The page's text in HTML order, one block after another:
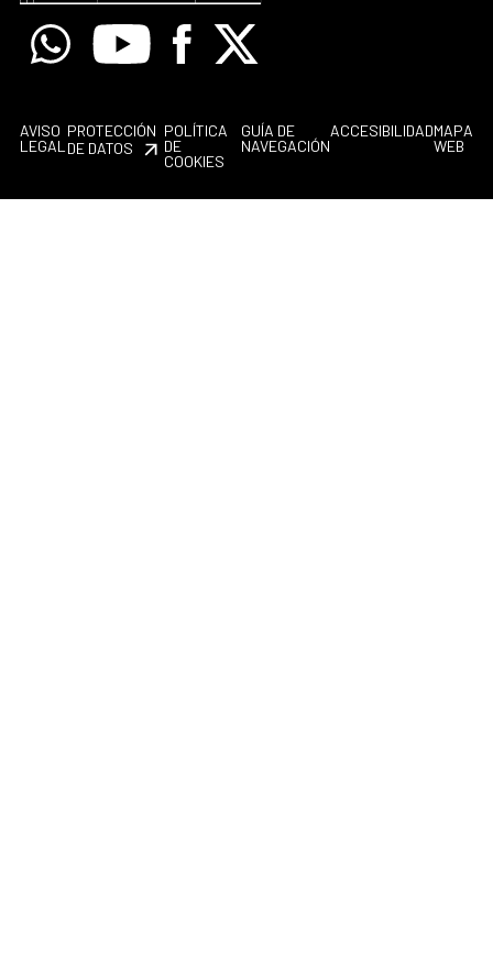
WhatsappYoutube Facebook
X
AVISO
LEGAL
PROTECCIÓN
DE DATOS
POLÍTICA
DE
COOKIES
GUÍA DE
NAVEGACIÓN
ACCESIBILIDADMAPA
WEB